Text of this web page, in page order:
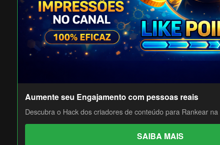
Aumente seu Engajamento com pessoas reais
Descubra o Hack dos criadores de conteúdo para Rankear
SAIBA MAIS